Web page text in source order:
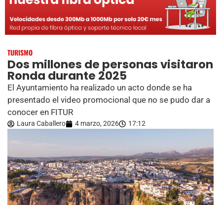
TURISMO
Dos millones de personas visitaron
Ronda durante 2025
El Ayuntamiento ha realizado un acto donde se ha
presentado el video promocional que no se pudo dar a
conocer en FITUR
Laura Caballero 4 marzo, 2026 17:12